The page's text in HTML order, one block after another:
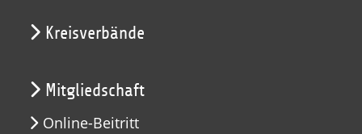
Kreisverbände
Mitgliedschaft
Online-Beitritt